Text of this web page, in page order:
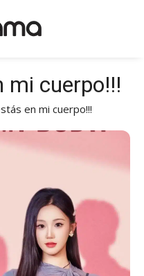
mi cuerpo!!!
en mi cuerpo!!!